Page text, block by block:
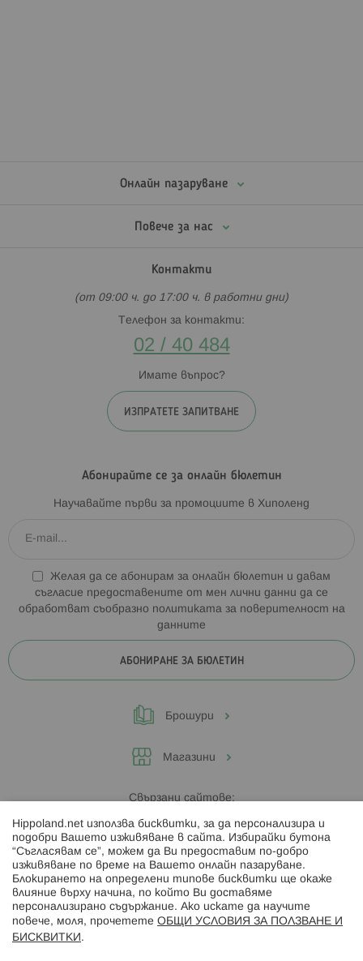
Онлайн пазаруване
Повече за нас
Контакти
(от 09:00 ч. до 17:00 ч. в работни дни)
Телефон за контакти:
02 / 40 484
Имате въпрос?
ИЗПРАТЕТЕ ЗАПИТВАНЕ
Абонирайте се за онлайн бюлетин
Научавайте първи за промоциите в Хиполенд
Желая да се абонирам за онлайн бюлетин и давам
съгласие предоставените от мен лични данни да се
обработват съобразно политиката за поверителност на
данните
АБОНИРАНЕ ЗА БЮЛЕТИН
Брошури
Магазини
Свързани сайтове:
Hippoland.ro
Последвайте ни:
Hippoland.net използва бисквитки, за да персонализира и
подобри Вашето изживяване в сайта. Избирайки бутона
“Съгласявам се”, можем да Ви предоставим по-добро
изживяване по време на Вашето онлайн пазаруване.
Блокирането на определени типове бисквитки ще окаже
влияние върху начина, по който Ви доставяме
персонализирано съдържание. Ако искате да научите
повече, моля, прочетете ОБЩИ УСЛОВИЯ ЗА ПОЛЗВАНЕ И
БИСКВИТКИ .